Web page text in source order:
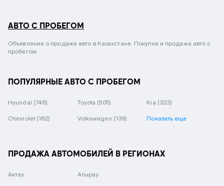
АВТО С ПРОБЕГОМ
Объявления о продаже авто в Казахстане. Покупка и продажа авто с
пробегом.
ПОПУЛЯРНЫЕ АВТО С ПРОБЕГОМ
Hyundai (746) Toyota (505) Kia (323)
Chevrolet (162) Volkswagen (139) Показать еще
ПРОДАЖА АВТОМОБИЛЕЙ В РЕГИОНАХ
Актау Атырау